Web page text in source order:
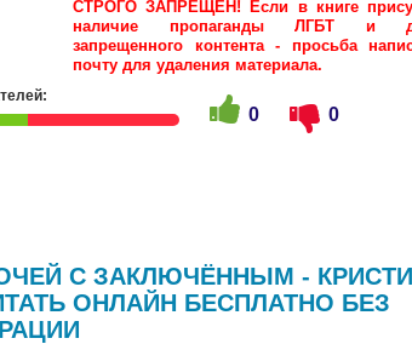
СТРОГО ЗАПРЕЩЕН! Если в книге
наличие пропаганды ЛГБТ и
запрещенного контента - просьба
почту для удаления материала.
0 0
С ЗАКЛЮЧЁННЫМ -
ОНЛАЙН БЕСПЛАТНО БЕЗ